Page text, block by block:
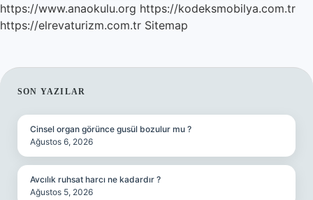
https://www.anaokulu.org https://kodeksmobilya.com.tr
https://elrevaturizm.com.tr Sitemap
SIDEBAR
SON YAZILAR
Cinsel organ görünce gusül bozulur mu ?
Ağustos 6, 2026
Avcılık ruhsat harcı ne kadardır ?
Ağustos 5, 2026